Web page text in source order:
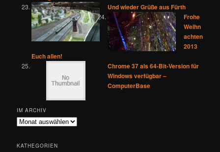
Und wieder Grüße aus Fürth
Frohe
Weihn
achten
2013
Euch allen!
Chrome 37 als 64-Bit-Version für
Windows verfügbar –
ComputerBase
IM ARCHIV
Im
KATHEGORIEN